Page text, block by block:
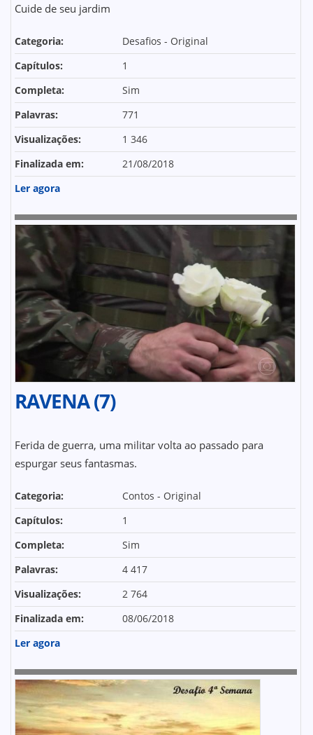
Cuide de seu jardim
Categoria:
Desafios - Original
Capítulos:
1
Completa:
Sim
Palavras:
771
Visualizações:
1 346
Finalizada em:
21/08/2018
Ler agora
RAVENA (7)
Ferida de guerra, uma militar volta ao passado para
espurgar seus fantasmas.
Categoria:
Contos - Original
Capítulos:
1
Completa:
Sim
Palavras:
4 417
Visualizações:
2 764
Finalizada em:
08/06/2018
Ler agora